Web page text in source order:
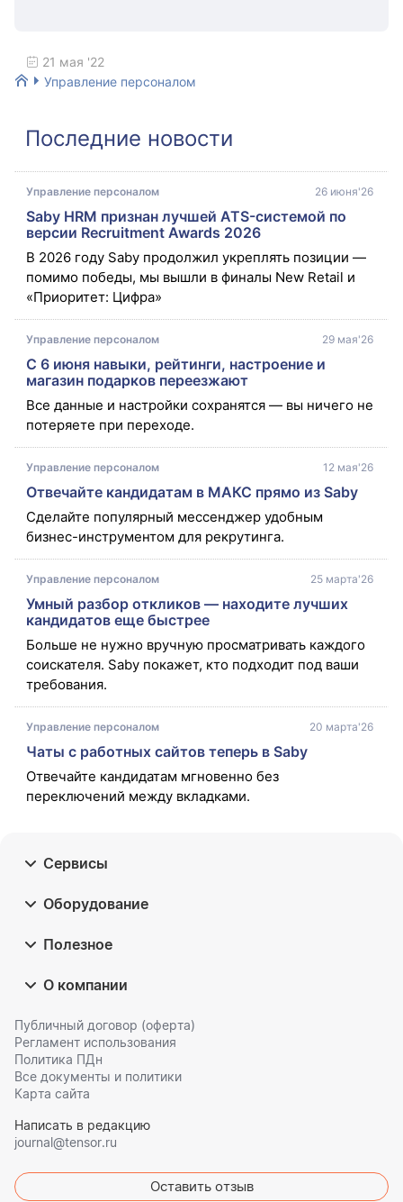
Управление персоналом
21 мая '22
Последние новости
Управление персоналом 26 июня'26
Saby HRM признан лучшей ATS-системой по
версии Recruitment Awards 2026
В 2026 году Saby продолжил укреплять позиции —
помимо победы, мы вышли в финалы New Retail и
«Приоритет: Цифра»
Управление персоналом 29 мая'26
С 6 июня навыки, рейтинги, настроение и
магазин подарков переезжают
Все данные и настройки сохранятся — вы ничего не
потеряете при переходе.
Управление персоналом 12 мая'26
Отвечайте кандидатам в МАКС прямо из Saby
Сделайте популярный мессенджер удобным
Управление персоналом 25 марта'26
Умный разбор откликов — находите лучших
кандидатов еще быстрее
Больше не нужно вручную просматривать каждого
соискателя. Saby покажет, кто подходит под ваши
требования.
Управление персоналом 20 марта'26
Чаты с работных сайтов теперь в Saby
Отвечайте кандидатам мгновенно без
Сервисы
Оборудование
Полезное
О компании
Публичный договор (оферта)
Регламент использования
Политика ПДн
Все документы и политики
Карта сайта
Написать в редакцию
journal@tensor.ru
Оставить отзыв